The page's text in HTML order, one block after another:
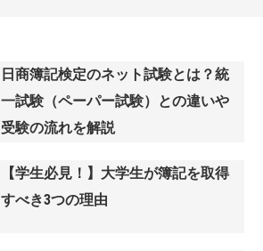
日商簿記検定のネット試験とは？統
一試験（ペーパー試験）との違いや
受験の流れを解説
【学生必見！】大学生が簿記を取得
すべき3つの理由